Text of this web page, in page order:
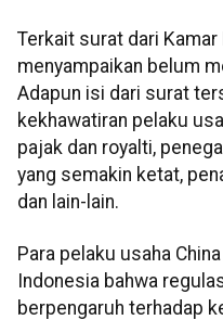
Terkait surat dari Kamar
menyampaikan belum
Adapun isi dari surat
kekhawatiran pelaku
pajak dan royalti,
yang semakin ketat,
dan lain-lain.
Para pelaku usaha
Indonesia bahwa
berpengaruh terhadap